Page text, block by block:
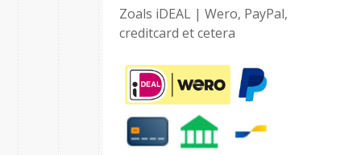
Zoals iDEAL | Wero, PayPal,
creditcard et cetera